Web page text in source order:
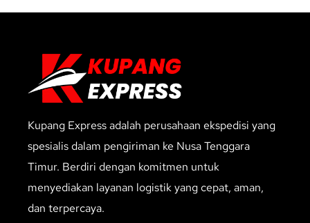
Kupang Express adalah perusahaan ekspedisi yang
spesialis dalam pengiriman ke Nusa Tenggara
Timur. Berdiri dengan komitmen untuk
menyediakan layanan logistik yang cepat, aman,
dan terpercaya.